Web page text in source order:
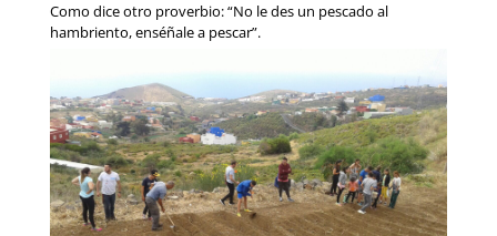
Como dice otro proverbio: “No le des un pescado al
hambriento, enséñale a pescar”.